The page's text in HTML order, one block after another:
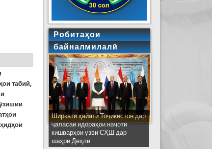
табиӣ,
Робитаҳои
байналмилалӣ
Ширкати ҳайати Тоҷикистон дар
ҷаласаи идораҳои наҷоти
кишварҳои узви СҲШ дар
шаҳри Деҳлӣ